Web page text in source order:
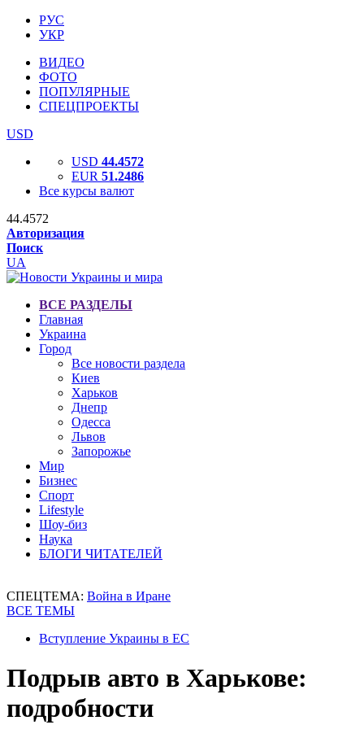
РУС
УКР
ВИДЕО
ФОТО
ПОПУЛЯРНЫЕ
СПЕЦПРОЕКТЫ
USD
USD 44.4572
EUR 51.2486
Все курсы валют
44.4572
Авторизация
Поиск
UA
ВСЕ РАЗДЕЛЫ
Главная
Украина
Город
Все новости раздела
Киев
Харьков
Днепр
Одесса
Львов
Запорожье
Мир
Бизнес
Спорт
Lifestyle
Шоу-биз
Наука
БЛОГИ ЧИТАТЕЛЕЙ
СПЕЦТЕМА: Война в Иране
ВСЕ ТЕМЫ
Вступление Украины в ЕС
Подрыв авто в Харькове:
подробности